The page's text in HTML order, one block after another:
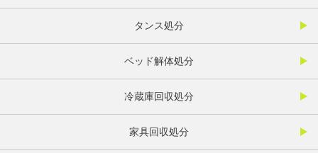
タンス処分
ベッド解体処分
冷蔵庫回収処分
家具回収処分